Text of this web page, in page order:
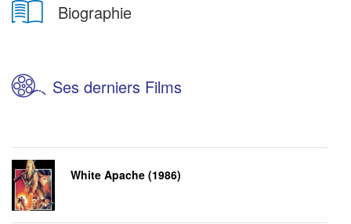
Biographie
Ses derniers Films
White Apache (1986)